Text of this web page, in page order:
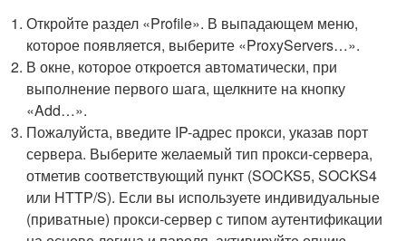
Откройте раздел «Profile». В выпадающем меню,
которое появляется, выберите «ProxyServers…».
В окне, которое откроется автоматически, при
выполнение первого шага, щелкните на кнопку
«Add…».
Пожалуйста, введите IP-адрес прокси, указав порт
сервера. Выберите желаемый тип прокси-сервера,
отметив соответствующий пункт (SOCKS5, SOCKS4
или HTTP/S). Если вы используете индивидуальные
(приватные) прокси-сервер с типом аутентификации